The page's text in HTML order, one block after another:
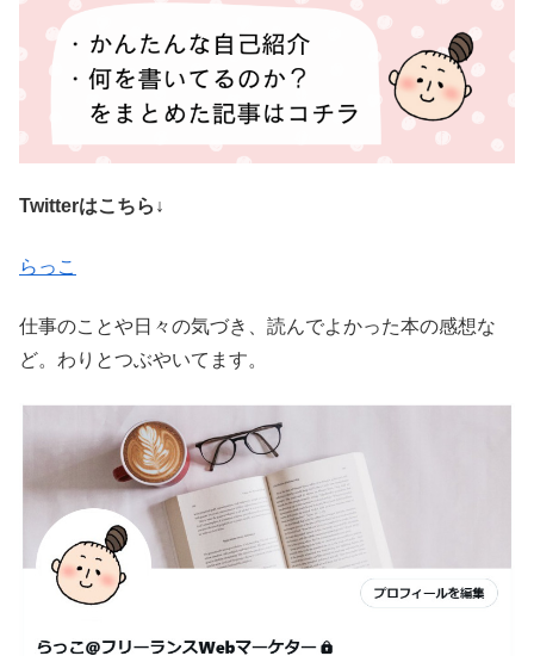
Twitterはこちら↓
らっこ
仕事のことや日々の気づき、読んでよかった本の感想な
ど。わりとつぶやいてます。